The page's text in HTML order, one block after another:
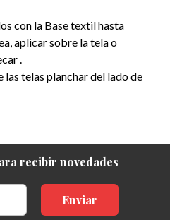
con la Base textil hasta
aplicar sobre la tela o
.
las telas planchar del lado de
recibir novedades
Enviar